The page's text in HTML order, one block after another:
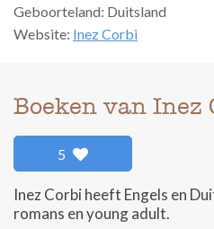
Geboorteland: Duitsland
Website: Inez Corbi
Boeken van Inez
5
Inez Corbi heeft Engels en
romans en young adult.